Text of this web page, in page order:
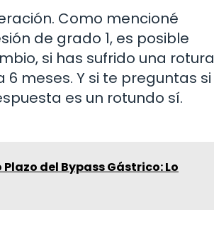
Como mencioné
de grado 1, es posible
si has sufrido una rotura
meses. Y si te preguntas si
es un rotundo sí.
del Bypass Gástrico: Lo